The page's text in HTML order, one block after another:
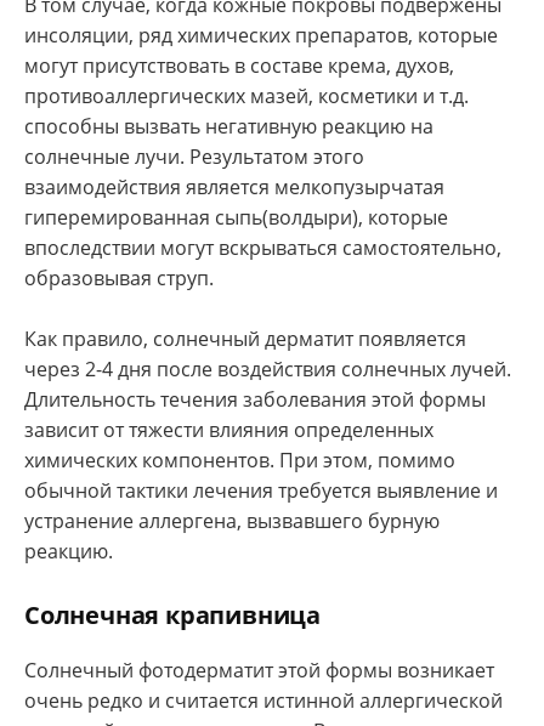
инсоляции, ряд химических препаратов, которые
могут присутствовать в составе крема, духов,
противоаллергических мазей, косметики и т.д.
способны вызвать негативную реакцию на
солнечные лучи. Результатом этого
взаимодействия является мелкопузырчатая
гиперемированная сыпь(волдыри), которые
впоследствии могут вскрываться самостоятельно,
образовывая струп.
Как правило, солнечный дерматит появляется
через 2-4 дня после воздействия солнечных лучей.
Длительность течения заболевания этой формы
зависит от тяжести влияния определенных
химических компонентов. При этом, помимо
обычной тактики лечения требуется выявление и
устранение аллергена, вызвавшего бурную
реакцию.
Солнечная крапивница
Солнечный фотодерматит этой формы возникает
очень редко и считается истинной аллергической